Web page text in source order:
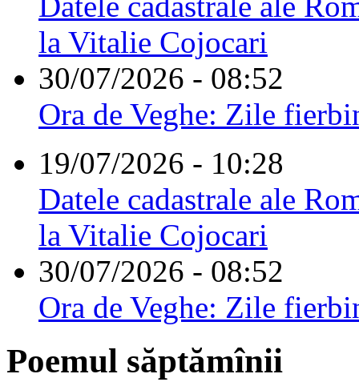
la Vitalie Cojocari
30/07/2026 - 08:52
Ora de Veghe: Zile
19/07/2026 - 10:28
Datele cadastrale ale
la Vitalie Cojocari
30/07/2026 - 08:52
Ora de Veghe: Zile
Poemul săptămînii